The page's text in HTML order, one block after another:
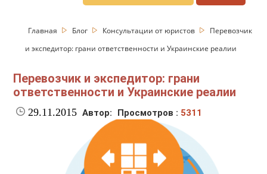
Главная Блог Консультации от юристов
Перевозчик
и экспедитор: грани ответственности и Украинские реалии
Перевозчик и экспедитор: грани
ответственности и Украинские реалии
29.11.2015 Автор: Просмотров : 5311